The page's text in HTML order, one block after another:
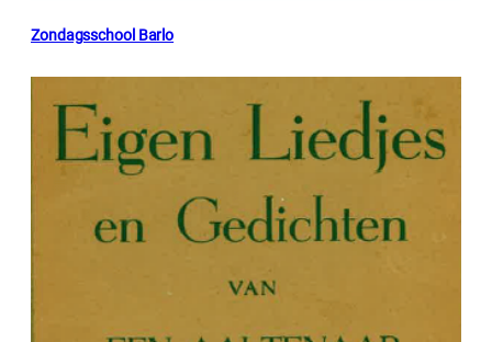
Zondagsschool Barlo